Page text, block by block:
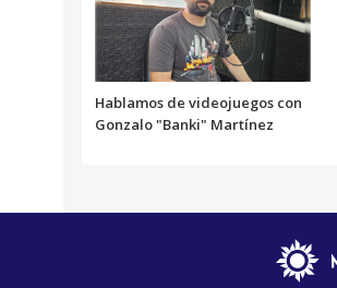
Hablamos de videojuegos con
Gonzalo "Banki" Martínez